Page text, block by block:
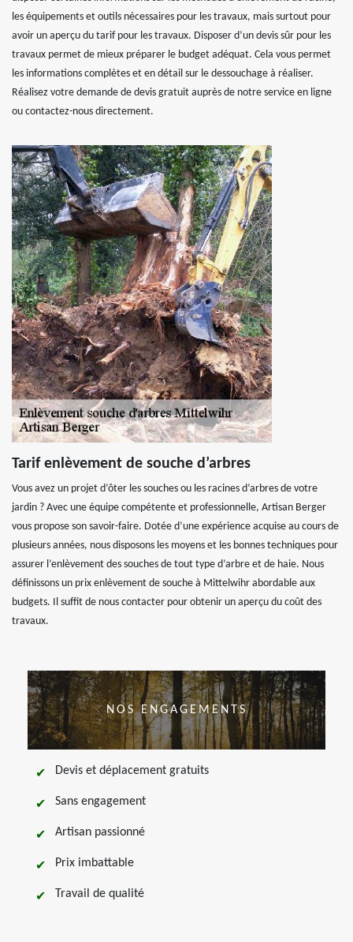
les équipements et outils nécessaires pour les travaux, mais surtout pour
avoir un aperçu du tarif pour les travaux. Disposer d’un devis sûr pour les
travaux permet de mieux préparer le budget adéquat. Cela vous permet
les informations complètes et en détail sur le dessouchage à réaliser.
Réalisez votre demande de devis gratuit auprès de notre service en ligne
ou contactez-nous directement.
Tarif enlèvement de souche d’arbres
Vous avez un projet d’ôter les souches ou les racines d’arbres de votre
jardin ? Avec une équipe compétente et professionnelle, Artisan Berger
vous propose son savoir-faire. Dotée d’une expérience acquise au cours de
plusieurs années, nous disposons les moyens et les bonnes techniques pour
assurer l’enlèvement des souches de tout type d’arbre et de haie. Nous
définissons un prix enlèvement de souche à Mittelwihr abordable aux
budgets. Il suffit de nous contacter pour obtenir un aperçu du coût des
travaux.
NOS ENGAGEMENTS
Devis et déplacement gratuits
Sans engagement
Artisan passionné
Prix imbattable
Travail de qualité